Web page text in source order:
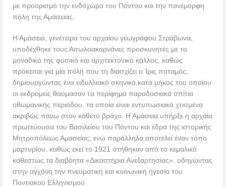
με προορισμό την ενδοχώρα του Πόντου και την πανέμορφη
πόλη της Αμάσειας.
Η Αμάσεια, γενέτειρα του αρχαίου γεωγράφου Στράβωνα,
υποδέχθηκε τους Αιτωλοακαρνάνες προσκυνητές με το
μοναδικό της φυσικό και αρχιτεκτονικό κάλλος, καθώς
πρόκειται για μία πόλη που τη διασχίζει ο Ίρις ποταμός,
δημιουργώντας ένα ειδυλλιακό σκηνικό κατά μήκος του οποίου
οι εκδρομείς θαύμασαν τα περίφημα παραδοσιακά σπίτια
οθωμανικής περιόδου, τα οποία είναι εντυπωσιακά χτισμένα
ακριβώς πάνω στον κάθετο βράχο. Η Αμάσεια υπήρξε η αρχαία
πρωτεύουσα του Βασιλείου του Πόντου και έδρα της ιστορικής
Μητροπόλεως Αμασείας, ενώ παράλληλα αποτελεί έναν τόπο
μαρτυρίου, καθώς εκεί το 1921 στήθηκαν από το κεμαλικό
καθεστώς τα διαβόητα «Δικαστήρια Ανεξαρτησίας», οδηγώντας
στην αγχόνη την πνευματική και κοινωνική ηγεσία του
Ποντιακού Ελληνισμού.